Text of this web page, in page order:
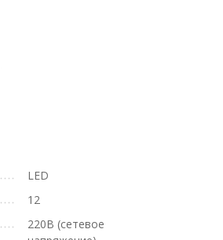
LED
12
220В (сетевое